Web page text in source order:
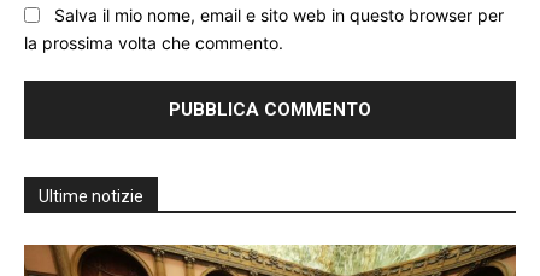
Salva il mio nome, email e sito web in questo browser per
la prossima volta che commento.
Ultime notizie